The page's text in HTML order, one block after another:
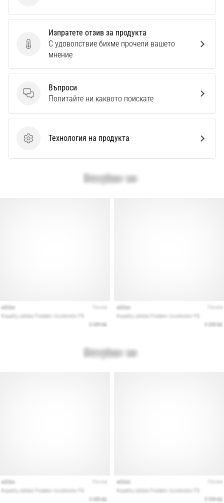
Изпратете отзив за продукта
Изпратете отзив за продукта
С удоволствие бихме прочели вашето
мнение
Въпроси
Въпроси
Попитайте ни каквото поискате
Технология на продукта
Технология на продукта